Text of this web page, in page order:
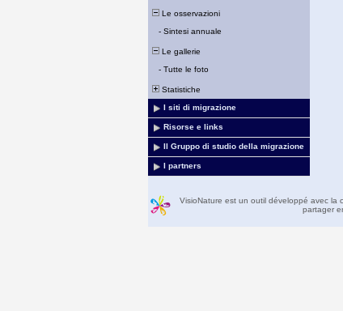
Le osservazioni
- Sintesi annuale
Le gallerie
- Tutte le foto
Statistiche
I siti di migrazione
Risorse e links
Il Gruppo di studio della migrazione
I partners
VisioNature est un outil développé avec la
partager